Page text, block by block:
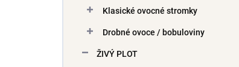
Klasické ovocné stromky
Drobné ovoce / bobuloviny
ŽIVÝ PLOT